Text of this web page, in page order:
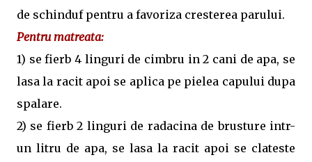
de schinduf pentru a favoriza cresterea parului.
Pentru matreata:
1) se fierb 4 linguri de cimbru in 2 cani de apa, se
lasa la racit apoi se aplica pe pielea capului dupa
spalare.
2) se fierb 2 linguri de radacina de brusture intr-
un litru de apa, se lasa la racit apoi se clateste